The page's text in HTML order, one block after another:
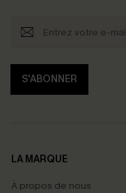
S'ABONNER
LA MARQUE
À propos de nous